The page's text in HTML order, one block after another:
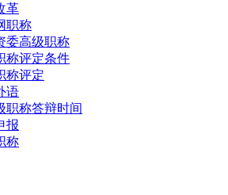
革
职称
委高级职称
称评定条件
称评定
语
职称答辩时间
报
称